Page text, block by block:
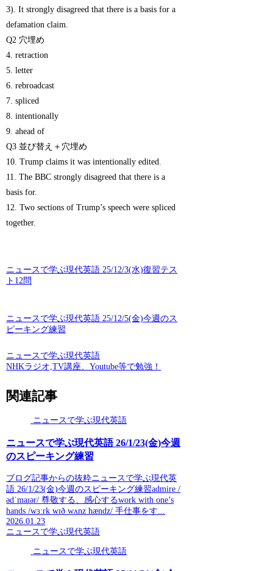
3). It strongly disagreed that there is a basis for a
defamation claim.
Q2 穴埋め
4. retraction
5. letter
6. rebroadcast
7. spliced
8. intentionally
9. ahead of
Q3 並び替え＋穴埋め
10. Trump claims it was intentionally edited.
11. The BBC strongly disagreed that there is a
basis for.
12. Two sections of Trump’s speech were spliced
together.
ニュースで学ぶ現代英語 25/12/3(水)復習テス
ト12問
ニュースで学ぶ現代英語 25/12/5(金)今週のス
ピーキング練習
ニュースで学ぶ現代英語
NHKラジオ,TV講座、Youtube等で勉強！
関連記事
ニュースで学ぶ現代英語
ニュースで学ぶ現代英語 26/1/23(金)今週
のスピーキング練習
ブログ記事からの抜粋ニュースで学ぶ現代英
語 26/1/23(金)今週のスピーキング練習admire /
ədˈmaɪər/ 尊敬する、感心するwork with one’s
hands /wɜːrk wɪð wʌnz hændz/ 手仕事をす...
2026.01.23
ニュースで学ぶ現代英語
ニュースで学ぶ現代英語